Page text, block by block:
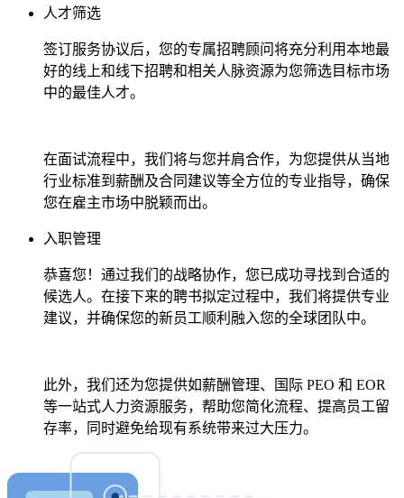
人才筛选
签订服务协议后，您的专属招聘顾问将充分利用本地最
好的线上和线下招聘和相关人脉资源为您筛选目标市场
中的最佳人才。
在面试流程中，我们将与您并肩合作，为您提供从当地
行业标准到薪酬及合同建议等全方位的专业指导，确保
您在雇主市场中脱颖而出。
入职管理
恭喜您！通过我们的战略协作，您已成功寻找到合适的
候选人。在接下来的聘书拟定过程中，我们将提供专业
建议，并确保您的新员工顺利融入您的全球团队中。
此外，我们还为您提供如薪酬管理、国际 PEO 和 EOR
等一站式人力资源服务，帮助您简化流程、提高员工留
存率，同时避免给现有系统带来过大压力。